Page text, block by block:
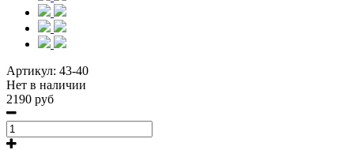
Артикул: 43-40
Нет в наличии
2190 руб